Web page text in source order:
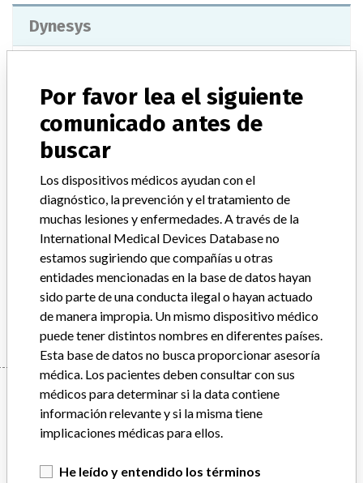
Dynesys
Clasificación del producto Orthopedic Devices
Clase de dispositivo
¿Implante?
Distribución Nationwide Distribution.
Descripción del producto Dynesys¿ Universal spacer 6-45
Manufacturer Zimmer, Inc.
Manufacturer
Por favor lea el siguiente
comunicado antes de
buscar
Los dispositivos médicos ayudan con el
diagnóstico, la prevención y el tratamiento de
muchas lesiones y enfermedades. A través de la
International Medical Devices Database no
estamos sugiriendo que compañías u otras
entidades mencionadas en la base de datos hayan
sido parte de una conducta ilegal o hayan actuado
de manera impropia. Un mismo dispositivo médico
puede tener distintos nombres en diferentes países.
Esta base de datos no busca proporcionar asesoría
médica. Los pacientes deben consultar con sus
médicos para determinar si la data contiene
información relevante y si la misma tiene
implicaciones médicas para ellos.
He leído y entendido los términos